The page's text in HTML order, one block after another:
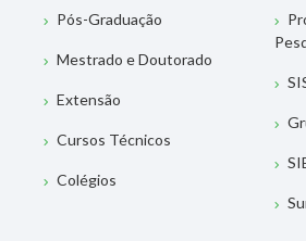
Pós-Graduação
Mestrado e Doutorado
Extensão
Cursos Técnicos
Colégios